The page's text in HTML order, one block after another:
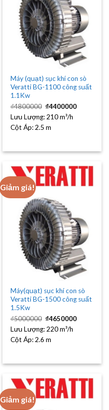
Máy (quạt) sục khí con sò
Veratti BG-1100 công suất
1.1Kw
₫4800000 Giá
gốc
là:
₫4400000Giá
hiện
Lưu Lượng:210 m³/h
Cột Áp:2.5 m
Giảm giá!
Máy(quạt) sục khí con sò
Veratti BG-1500 công suất
1.5Kw
₫5000000 Giá
gốc
là:
₫4650000Giá
hiện
Lưu Lượng:220 m³/h
Cột Áp:2.6 m
Giảm giá!